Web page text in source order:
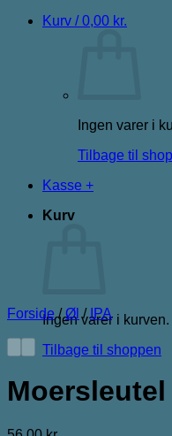
Kurv /0,00 kr.
Ingen varer i
Tilbage til
Kasse +
Kurv
Ingen varer i kurven.
Tilbage til shoppen
Forside / Øl / IPA